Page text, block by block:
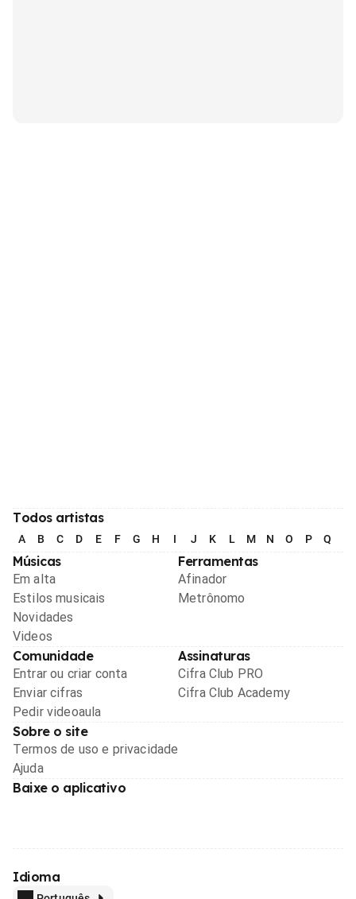
Todos artistas
A B C D E F G H I J K L M N O P Q
Músicas
Em alta
Estilos musicais
Novidades
Videos
Ferramentas
Afinador
Metrônomo
Comunidade
Entrar ou criar conta
Enviar cifras
Pedir videoaula
Assinaturas
Cifra Club PRO
Cifra Club Academy
Sobre o site
Termos de uso e privacidade
Ajuda
Baixe o aplicativo
Idioma